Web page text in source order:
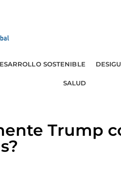
SOSTENIBLE
SALUD
Trump